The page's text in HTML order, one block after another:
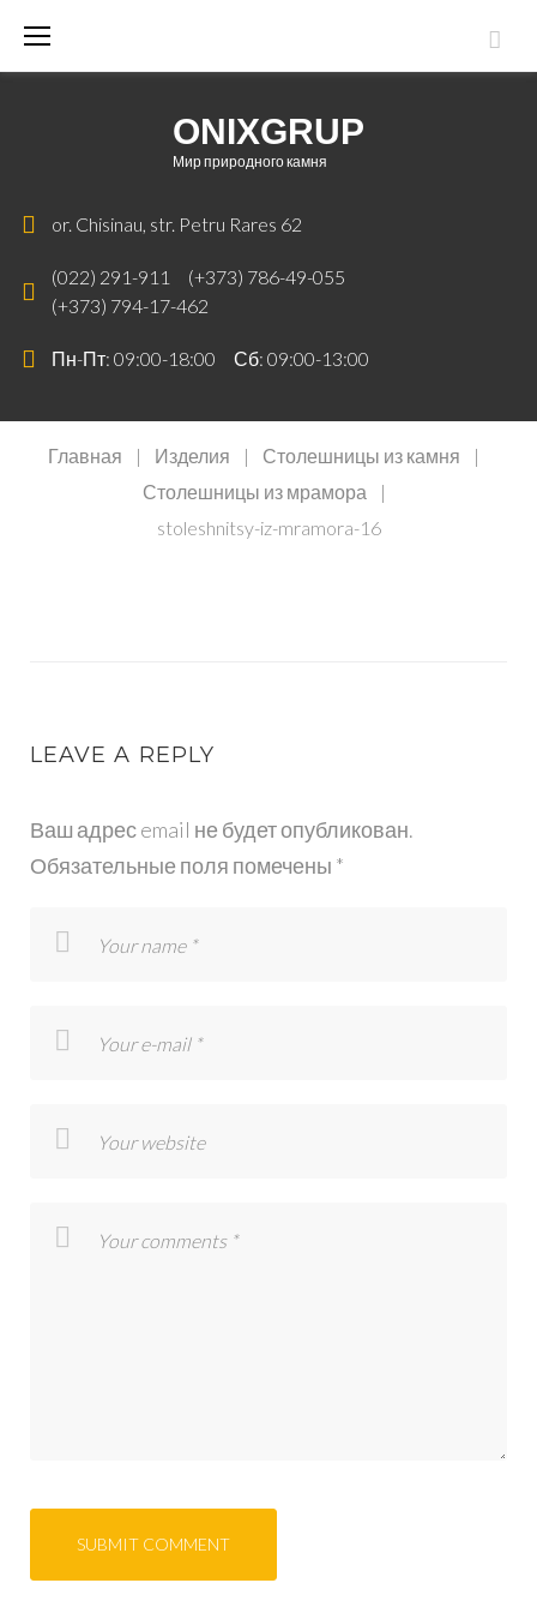
ONIXGRUP
Мир природного камня
or. Chisinau, str. Petru Rares 62
(022) 291-911
(+373) 786-49-055
(+373) 794-17-462
Пн-Пт: 09:00-18:00 Сб: 09:00-13:00
Главная | Изделия | Столешницы из камня
|
Столешницы из мрамора
|
stoleshnitsy-iz-mramora-16
16
LEAVE A REPLY
Ваш адрес email не будет опубликован.
Обязательные поля помечены *